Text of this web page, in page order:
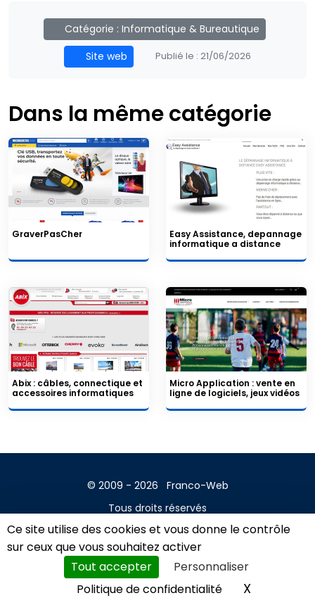
Ce site utilise des cookies et vous donne le contrôle
sur ceux que vous souhaitez activer
Tout accepter
Personnaliser
Politique de confidentialité
XMasquer
Catégorie :Informatique & Bureautique
Site web
Publié le : 21/06/2026
Dans la même catégorie
GraverPasCher
Easy Assistance, depannage
informatique a distance
Abix : câbles, connectique et
accessoires informatiques
Micro Application : vente en
ligne de logiciels, jeux vidéos
© 2009 - 2026
Franco-Web
Tous droits réservés
Contact
Mentions légales
A propos